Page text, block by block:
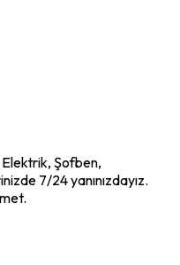
Şofben,
7/24 yanınızdayız.